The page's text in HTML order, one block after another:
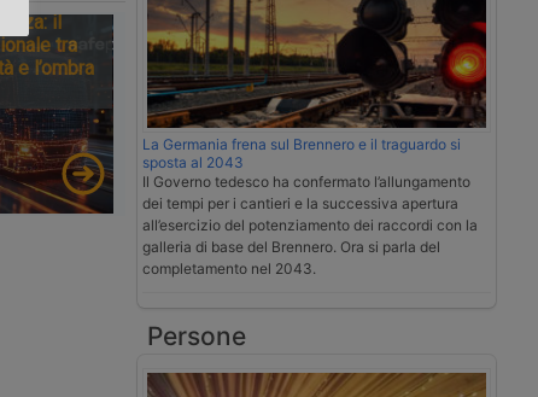
il
tra
e l’ombra
La Germania frena sul Brennero e il traguardo si
sposta al 2043
Il Governo tedesco ha confermato l’allungamento
dei tempi per i cantieri e la successiva apertura
all’esercizio del potenziamento dei raccordi con la
galleria di base del Brennero. Ora si parla del
completamento nel 2043.
Persone